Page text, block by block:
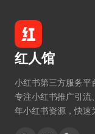
红人馆
小红书第三方服务
专注小红书推广引流
年小红书资源，快速